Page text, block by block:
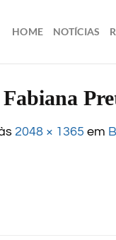
HOME NOTÍCIAS
2048 × 1365 em